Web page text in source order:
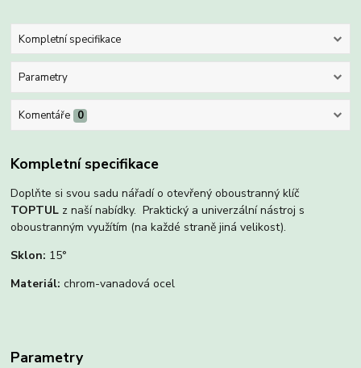
Kompletní specifikace
Parametry
Komentáře 0
Kompletní specifikace
Doplňte si svou sadu nářadí o otevřený oboustranný klíč
TOPTUL z naší nabídky. Praktický a univerzální nástroj s
oboustranným využítím (na každé straně jiná velikost).
Sklon: 15°
Materiál:chrom-vanadová ocel
Parametry